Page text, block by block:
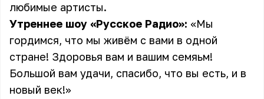
любимые артисты.
Утреннее шоу «Русское Радио»: «Мы
гордимся, что мы живём с вами в одной
стране! Здоровья вам и вашим семяьм!
Большой вам удачи, спасибо, что вы есть, и в
новый век!»